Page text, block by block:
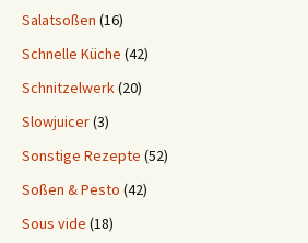
Salatsoßen (16)
Schnelle Küche (42)
Schnitzelwerk(20)
Slowjuicer(3)
Sonstige Rezepte (52)
Soßen & Pesto (42)
Sous vide (18)